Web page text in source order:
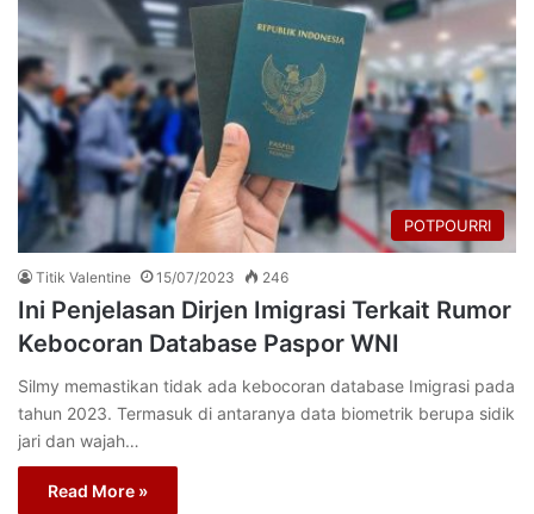
POTPOURRI
Titik Valentine 15/07/2023 246
Ini Penjelasan Dirjen Imigrasi Terkait Rumor
Kebocoran Database Paspor WNI
Silmy memastikan tidak ada kebocoran database Imigrasi pada
tahun 2023. Termasuk di antaranya data biometrik berupa sidik
jari dan wajah…
Read More »